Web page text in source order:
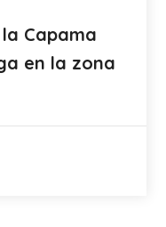
Capama
en la zona